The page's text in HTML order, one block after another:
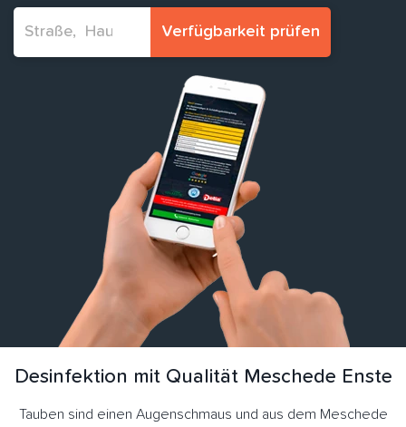
Verfügbarkeit prüfen
Desinfektion mit Qualität Meschede Enste
Tauben sind einen Augenschmaus und aus dem Meschede